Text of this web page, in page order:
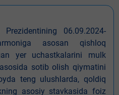
Prezidentining 06.09.2024-
asosan qishloq
yer uchastkalarini mulk
sotib olish qiymatini
teng ulushlarda, qoldiq
asosiy stavkasida foiz